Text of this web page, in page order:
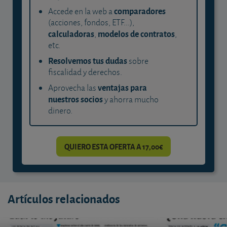
Accede en la web acomparadores
(acciones, fondos, ETF...),
calculadoras, modelos de contratos,
etc.
Resolvemos tus dudassobre
fiscalidad y derechos.
Aprovecha lasventajas para
nuestros sociosy ahorra mucho
dinero.
QUIERO ESTA OFERTA A 17,00€
Artículos relacionados